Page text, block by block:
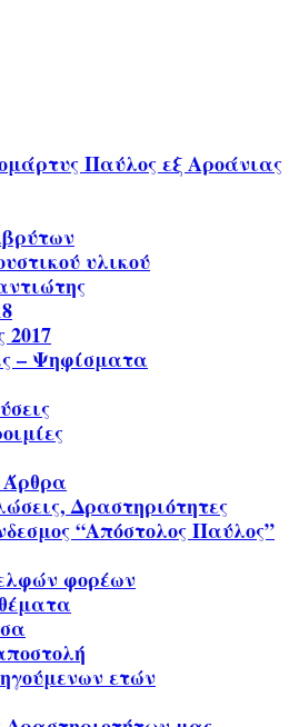
Παύλος εξ Αροάνιας
υλικού
2017
– Ψηφίσματα
Άρθρα
Δραστηριότητες
“Απόστολος Παύλος”
φορέων
ετών